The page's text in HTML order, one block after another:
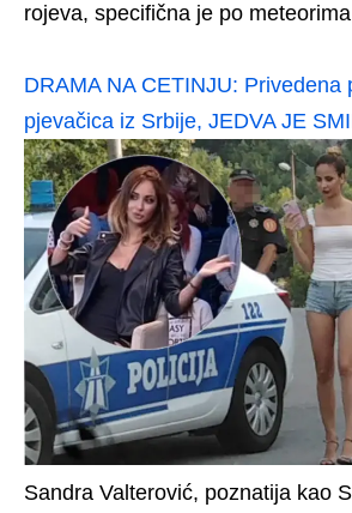
rojeva, specifična je po meteorima
DRAMA NA CETINJU: Privedena
pjevačica iz Srbije, JEDVA JE
Sandra Valterović, poznatija kao